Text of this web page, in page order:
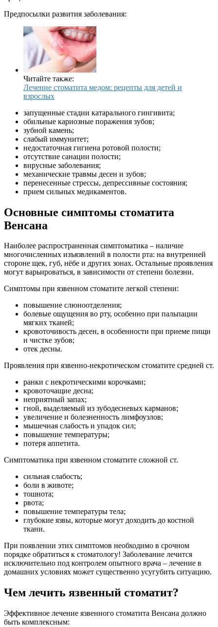
Предпосылки развития заболевания:
Читайте также:
Лечение стоматита медом: рецепты для детей и
взрослых
запущенные стадии катарального гингивита;
обильные кариозные поражения зубов;
зубной камень;
слабый иммунитет;
недостаточная гигиена ротовой полости;
отсутствие санации полости;
вирусные заболевания;
механические травмы десен и зубов;
перенесенные стрессы, депрессивные состояния;
прием сильных медикаментов.
Основные симптомы стоматита
Венсана
Наиболее распространенная симптоматика – наличие
многочисленных изъязвлений в полости рта: на внутренней
стороне щек, губ, нёбе и других зонах. Остальные проявления
могут варьироваться, в зависимости от степени болезни.
Симптомы при язвенном стоматите легкой степени:
повышение слюноотделения;
болевые ощущения во рту, особенно при пальпации
мягких тканей;
кровоточивость десен, в особенности при приеме пищи
и чистке зубов;
отек десны.
Проявления при язвенно-некротическом стоматите средней ст.
ранки с некротическими корочками;
кровоточащие десна;
неприятный запах;
гной, выделяемый из зубодесневых карманов;
увеличение и болезненность лимфоузлов;
мышечная слабость и упадок сил;
повышение температуры;
потеря аппетита.
Симптоматика при язвенном стоматите сложной ст.
сильная слабость;
боли в животе;
тошнота;
рвота;
повышение температуры тела;
глубокие язвы, которые могут доходить до костной
ткани.
При появлении этих симптомов необходимо в срочном
порядке обратиться к стоматологу! Заболевание лечится
исключительно под контролем опытного врача – лечение в
домашних условиях может существенно усугубить ситуацию.
Чем лечить язвенный стоматит?
Эффективное лечение язвенного стоматита Венсана должно
быть комплексным: